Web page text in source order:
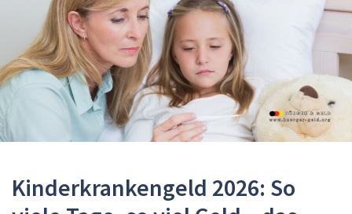
Kinderkrankengeld 2026: So